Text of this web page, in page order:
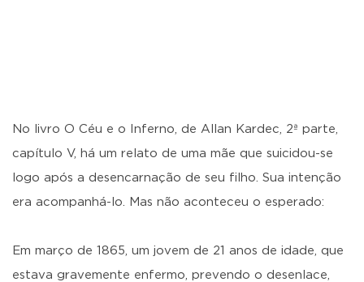
No livro O Céu e o Inferno, de Allan Kardec, 2ª parte,
capítulo V, há um relato de uma mãe que suicidou-se
logo após a desencarnação de seu filho. Sua intenção
era acompanhá-lo. Mas não aconteceu o esperado:
Em março de 1865, um jovem de 21 anos de idade, que
estava gravemente enfermo, prevendo o desenlace,